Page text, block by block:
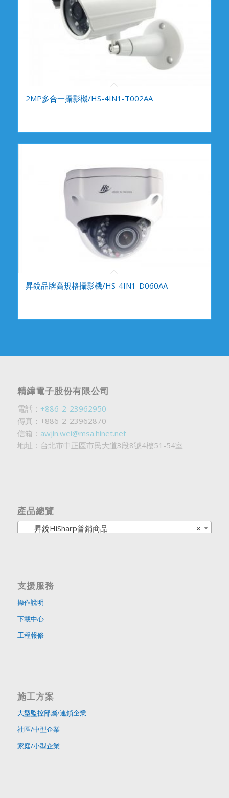
2MP多合一攝影機/HS-4IN1-T002AA
昇銳品牌高規格攝影機/HS-4IN1-D060AA
精緯電子股份有限公司
電話： +886-2-23962950
傳真：+886-2-23962870
信箱： awjin.wei@msa.hinet.net
地址：台北市中正區市民大道3段8號4樓51-54室
產品總覽
×
昇銳HiSharp普銷商品
支援服務
操作說明
下載中心
工程報修
施工方案
大型監控部屬/連鎖企業
社區/中型企業
家庭/小型企業